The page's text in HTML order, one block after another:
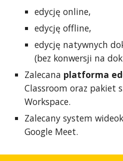
edycję online,
edycję offline,
edycję natywnych
(bez konwersji na
Zalecana platforma
Classroom oraz pakiet
Workspace.
Zalecany system
Google Meet.